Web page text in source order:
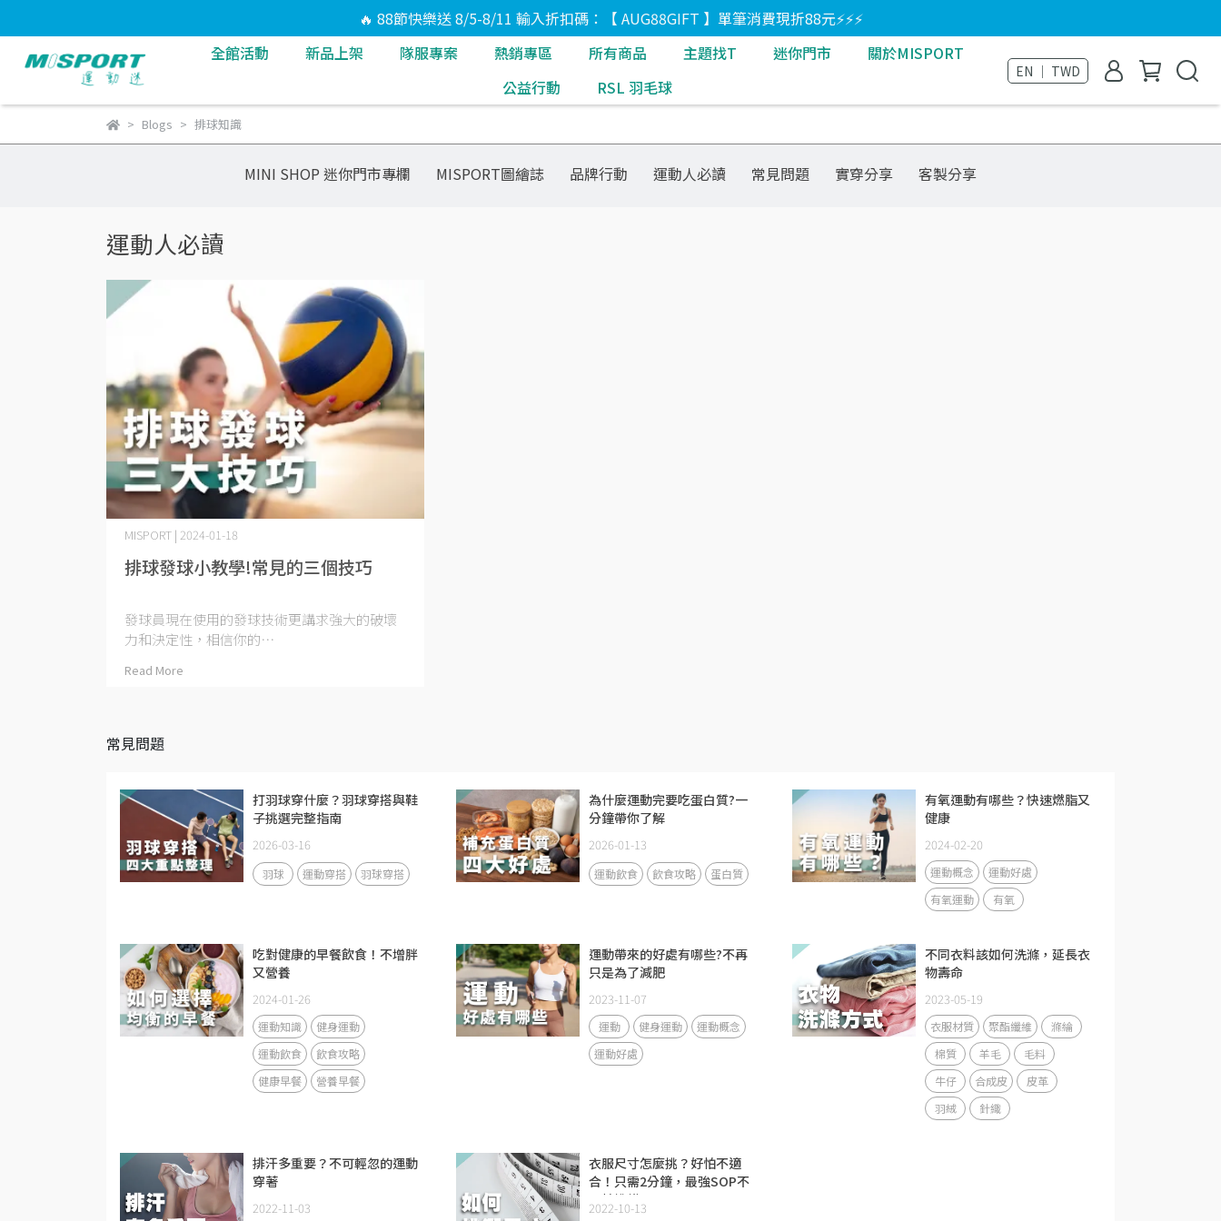
🔥 88節快樂送 8/5-8/11 輸入折扣碼：【 AUG88GIFT 】單筆消費現折88元⚡⚡⚡
全館活動
新品上架 隊服專案 熱銷專區 所有商品 主題找T 迷你門市
關於MISPORT
公益行動
RSL 羽毛球
EN ｜ TWD
Blogs 排球知識
MINI SHOP 迷你門市專欄 MISPORT圖繪誌 品牌行動 運動人必讀 常見問題 實穿分享 客製分享
運動人必讀
排球發球小教學!常見的三個技巧
MISPORT | 2024-01-18
發球員現在使用的發球技術更講求強大的破壞
力和決定性，相信你的⋯
Read More
常見問題
打羽球穿什麼？羽球穿搭與鞋
子挑選完整指南
2026-03-16
羽球 運動穿搭 羽球穿搭
為什麼運動完要吃蛋白質?一
分鐘帶你了解
2026-01-13
運動飲食 飲食攻略 蛋白質
有氧運動有哪些？快速燃脂又
健康
2024-02-20
運動概念
運動好處
有氧運動
有氧
吃對健康的早餐飲食！不增胖
又營養
2024-01-26
運動知識
健身運動
運動飲食
飲食攻略
健康早餐
營養早餐
運動帶來的好處有哪些?不再
只是為了減肥
2023-11-07
運動 健身運動
運動概念
運動好處
不同衣料該如何洗滌，延長衣
物壽命
2023-05-19
衣服材質 聚酯纖維
滌綸
棉質
羊毛
毛料
牛仔
合成皮
皮革
羽絨
針織
排汗多重要？不可輕忽的運動
穿著
2022-11-03
衣服尺寸怎麼挑？好怕不適
合！只需2分鐘，最強SOP不
再怕挑錯！
2022-10-13